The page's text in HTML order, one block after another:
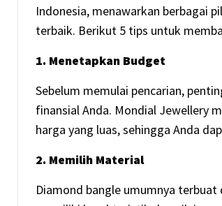
Indonesia, menawarkan berbagai
terbaik. Berikut 5 tips untuk
1. Menetapkan Budget
Sebelum memulai pencarian,
finansial Anda. Mondial Jewellery
harga yang luas, sehingga Anda
2. Memilih Material
Diamond bangle umumnya